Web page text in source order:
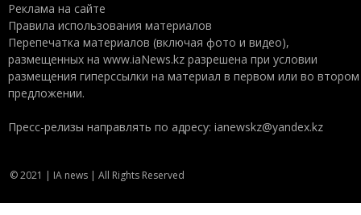
Реклама на сайте
Правила использования материалов
Перепечатка материалов (включая фото и видео),
размещенных на www.iaNews.kz разрешена при условии
размещения гиперссылки на материал в первом или во втором
предложении.
Пресс-релизы направлять по адресу: ianewskz@yandex.kz
© 2021 | IA news | All Rights Reserved